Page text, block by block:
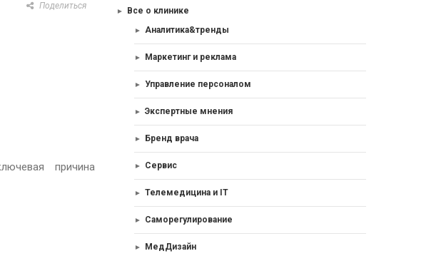
Поделиться
причина
Все о клинике
Аналитика&тренды
Маркетинг и реклама
Управление персоналом
Экспертные мнения
Бренд врача
Сервис
Телемедицина и IT
Саморегулирование
МедДизайн